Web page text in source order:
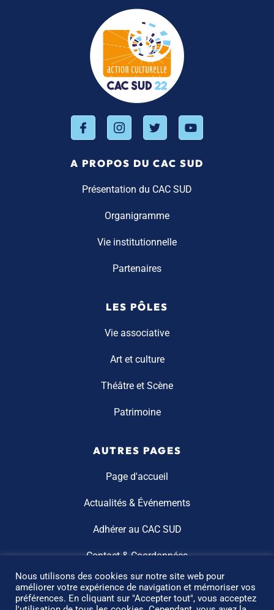
A PROPOS DU CAC SUD
Présentation du CAC SUD
Organigramme
Vie institutionnelle
Partenaires
LES PÔLES
Vie associative
Art et culture
Théâtre et Scène
Patrimoine
AUTRES PAGES
Page d'accueil
Actualités & Événements
Adhérer au CAC SUD
Contact & Coordonnées
Nous utilisons des cookies sur notre site web pour
améliorer votre expérience de navigation et mémoriser vos
préférences. En cliquant sur "Accepter tout", vous acceptez